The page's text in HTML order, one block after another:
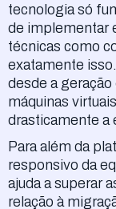
tecnologia só
de implementar
técnicas como
exatamente
desde a
máquinas
drasticamente a
Para além da
responsivo da
ajuda a superar
relação à